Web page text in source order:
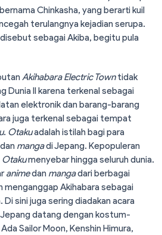
Chinkasha, yang berarti kuil
terulangnya kejadian serupa.
sebagai Akiba, begitu pula
Akihabara Electric Towntidak
Dunia II karena terkenal sebagai
elektronik dan barang-barang
juga terkenal sebagai tempat
. Otakuadalah istilah bagi para
mangadi Jepang. Kepopuleran
Otakumenyebar hingga seluruh dunia.
animedan mangadari berbagai
menganggap Akihabara sebagai
sini juga sering diadakan acara
datang dengan kostum-
Sailor Moon, Kenshin Himura,